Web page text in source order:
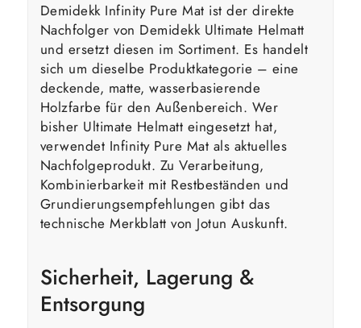
Demidekk Infinity Pure Mat ist der direkte
Nachfolger von Demidekk Ultimate Helmatt
und ersetzt diesen im Sortiment. Es handelt
sich um dieselbe Produktkategorie – eine
deckende, matte, wasserbasierende
Holzfarbe für den Außenbereich. Wer
bisher Ultimate Helmatt eingesetzt hat,
verwendet Infinity Pure Mat als aktuelles
Nachfolgeprodukt. Zu Verarbeitung,
Kombinierbarkeit mit Restbeständen und
Grundierungsempfehlungen gibt das
technische Merkblatt von Jotun Auskunft.
Sicherheit, Lagerung &
Entsorgung